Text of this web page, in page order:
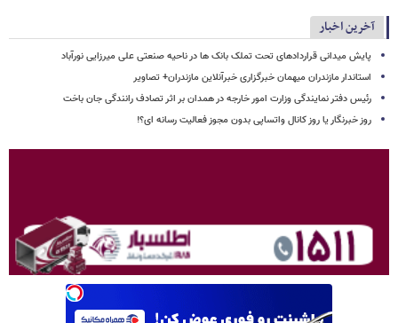
آخرین اخبار
پایش میدانی قراردادهای تحت تملک بانک ها در ناحیه صنعتی علی میرزایی نورآباد
استاندار مازندران میهمان خبرگزاری خبرآنلاین مازندران+ تصاویر
رئیس دفتر نمایندگی وزارت امور خارجه در همدان بر اثر تصادف رانندگی جان باخت
روز خبرنگار یا روز کانال واتساپی بدون مجوز فعالیت رسانه ای؟!